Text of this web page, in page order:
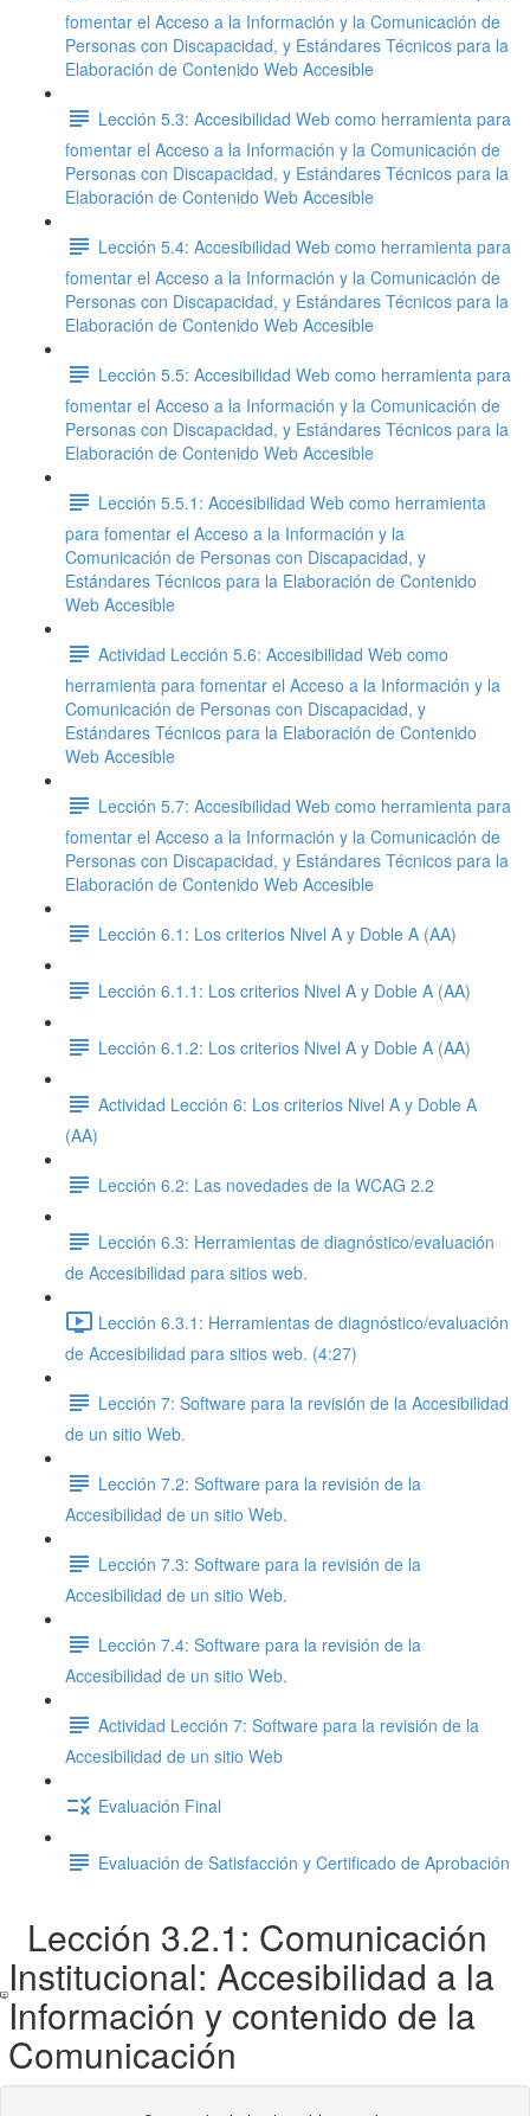
fomentar el Acceso a la Información y la Comunicación de
Personas con Discapacidad, y Estándares Técnicos para la
Elaboración de Contenido Web Accesible
Lección 5.3: Accesibilidad Web como herramienta para
fomentar el Acceso a la Información y la Comunicación de
Personas con Discapacidad, y Estándares Técnicos para la
Elaboración de Contenido Web Accesible
Lección 5.4: Accesibilidad Web como herramienta para
fomentar el Acceso a la Información y la Comunicación de
Personas con Discapacidad, y Estándares Técnicos para la
Elaboración de Contenido Web Accesible
Lección 5.5: Accesibilidad Web como herramienta para
fomentar el Acceso a la Información y la Comunicación de
Personas con Discapacidad, y Estándares Técnicos para la
Elaboración de Contenido Web Accesible
Lección 5.5.1: Accesibilidad Web como herramienta
para fomentar el Acceso a la Información y la
Comunicación de Personas con Discapacidad, y
Estándares Técnicos para la Elaboración de Contenido
Web Accesible
Actividad Lección 5.6: Accesibilidad Web como
herramienta para fomentar el Acceso a la Información y la
Comunicación de Personas con Discapacidad, y
Estándares Técnicos para la Elaboración de Contenido
Web Accesible
Lección 5.7: Accesibilidad Web como herramienta para
fomentar el Acceso a la Información y la Comunicación de
Personas con Discapacidad, y Estándares Técnicos para la
Elaboración de Contenido Web Accesible
Lección 6.1: Los criterios Nivel A y Doble A (AA)
Lección 6.1.1: Los criterios Nivel A y Doble A (AA)
Lección 6.1.2: Los criterios Nivel A y Doble A (AA)
Actividad Lección 6: Los criterios Nivel A y Doble A
(AA)
Lección 6.2: Las novedades de la WCAG 2.2
Lección 6.3: Herramientas de diagnóstico/evaluación
de Accesibilidad para sitios web.
Lección 6.3.1: Herramientas de diagnóstico/evaluación
de Accesibilidad para sitios web. (4:27)
Lección 7: Software para la revisión de la Accesibilidad
de un sitio Web.
Lección 7.2: Software para la revisión de la
Accesibilidad de un sitio Web.
Lección 7.3: Software para la revisión de la
Accesibilidad de un sitio Web.
Lección 7.4: Software para la revisión de la
Accesibilidad de un sitio Web.
Actividad Lección 7: Software para la revisión de la
Accesibilidad de un sitio Web
Evaluación Final
Evaluación de Satisfacción y Certificado de Aprobación
Lección 3.2.1: Comunicación
Institucional: Accesibilidad a la
Información y contenido de la
Comunicación